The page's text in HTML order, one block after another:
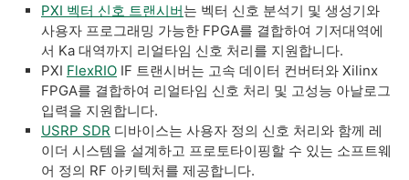
PXI 벡터 신호 트랜시버는 벡터 신호 분석기 및 생성기와
사용자 프로그래밍 가능한 FPGA를 결합하여 기저대역에
서 Ka 대역까지 리얼타임 신호 처리를 지원합니다.
PXI FlexRIO IF 트랜시버는 고속 데이터 컨버터와 Xilinx
FPGA를 결합하여 리얼타임 신호 처리 및 고성능 아날로그
입력을 지원합니다.
USRP SDR 디바이스는 사용자 정의 신호 처리와 함께 레
이더 시스템을 설계하고 프로토타이핑할 수 있는 소프트웨
어 정의 RF 아키텍처를 제공합니다.